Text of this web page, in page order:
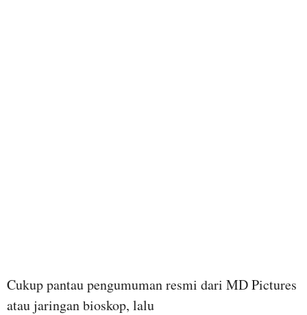
Cukup pantau pengumuman resmi dari MD Pictures
atau jaringan bioskop, lalu